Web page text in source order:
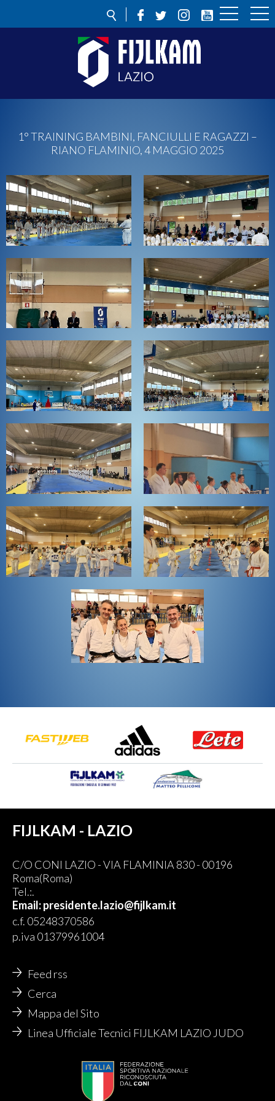
1° TRAINING BAMBINI, FANCIULLI E RAGAZZI –
RIANO FLAMINIO, 4 MAGGIO 2025
FIJLKAM - LAZIO
C/O CONI LAZIO - VIA FLAMINIA 830 - 00196
Roma(Roma)
Tel.:.
Email: presidente.lazio@fijlkam.it
c.f. 05248370586
p.iva 01379961004
Feed rss
Cerca
Mappa del Sito
Linea Ufficiale Tecnici FIJLKAM LAZIO JUDO